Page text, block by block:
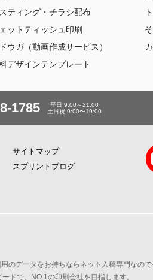
ティング・チラシ配布
ットティッシュ印刷
ウガ（動画作成サービス）
デザインテンプレート
1785
平日 9:00～21:00
土日祝 9:00〜19:00
サイトマップ
スプリントブログ
のデータをお持ちならネット入稿専門なの
ドで、NO.1の印刷会社を目指します。